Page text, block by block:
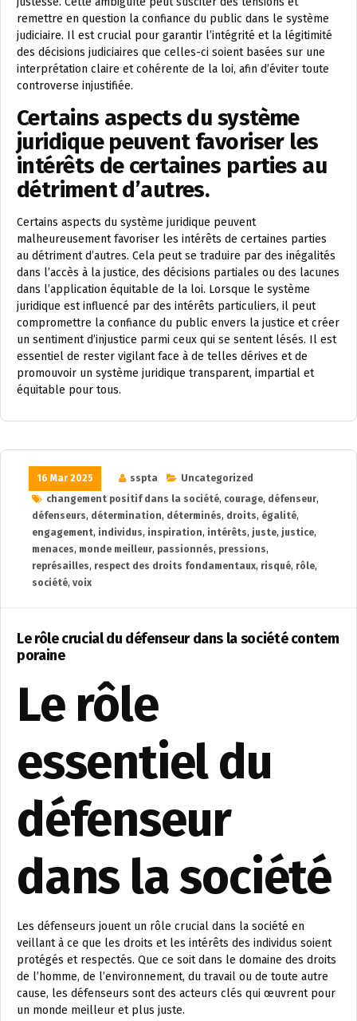
remettre en question la confiance du public dans le système
judiciaire. Il est crucial pour garantir l’intégrité et la légitimité
des décisions judiciaires que celles-ci soient basées sur une
interprétation claire et cohérente de la loi, afin d’éviter toute
controverse injustifiée.
Certains aspects du système
juridique peuvent favoriser les
intérêts de certaines parties au
détriment d’autres.
Certains aspects du système juridique peuvent
malheureusement favoriser les intérêts de certaines parties
au détriment d’autres. Cela peut se traduire par des inégalités
dans l’accès à la justice, des décisions partiales ou des lacunes
dans l’application équitable de la loi. Lorsque le système
juridique est influencé par des intérêts particuliers, il peut
compromettre la confiance du public envers la justice et créer
un sentiment d’injustice parmi ceux qui se sentent lésés. Il est
essentiel de rester vigilant face à de telles dérives et de
promouvoir un système juridique transparent, impartial et
équitable pour tous.
16 Mar 2025 sspta
Uncategorized
changement positif dans la société, courage, défenseur,
défenseurs, détermination, déterminés, droits, égalité,
engagement, individus, inspiration, intérêts, juste, justice,
menaces, monde meilleur, passionnés, pressions,
représailles, respect des droits fondamentaux, risqué, rôle,
société, voix
Le rôle crucial du défenseur dans la société contem
poraine
Le rôle
essentiel du
défenseur
dans la société
Les défenseurs jouent un rôle crucial dans la société en
veillant à ce que les droits et les intérêts des individus soient
protégés et respectés. Que ce soit dans le domaine des droits
de l’homme, de l’environnement, du travail ou de toute autre
cause, les défenseurs sont des acteurs clés qui œuvrent pour
un monde meilleur et plus juste.